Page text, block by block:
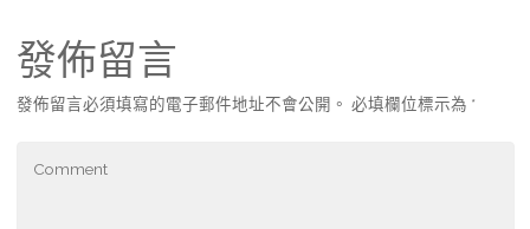
發佈留言
發佈留言必須填寫的電子郵件地址不會公開。 必填欄位標示為 *